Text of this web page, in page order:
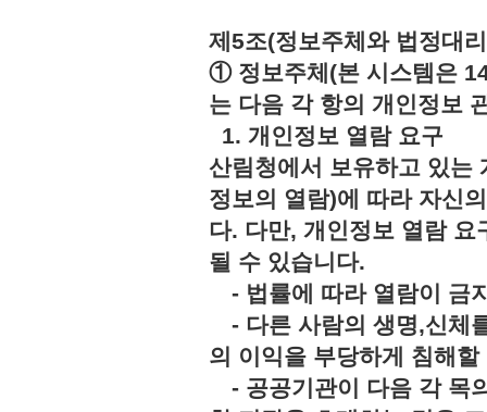
제5조(정보주체와 법정대
① 정보주체(본 시스템은
는 다음 각 항의 개인정보
1. 개인정보 열람 요구
산림청에서 보유하고 있는
정보의 열람)에 따라 자신
다. 다만, 개인정보 열람
될 수 있습니다.
- 법률에 따라 열람이
- 다른 사람의 생명,신체
의 이익을 부당하게 침
- 공공기관이 다음 각 목